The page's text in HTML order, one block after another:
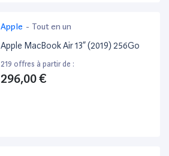
Apple - Tout en un
Apple MacBook Air 13” (2019) 256Go
219 offres à partir de :
296,00 €